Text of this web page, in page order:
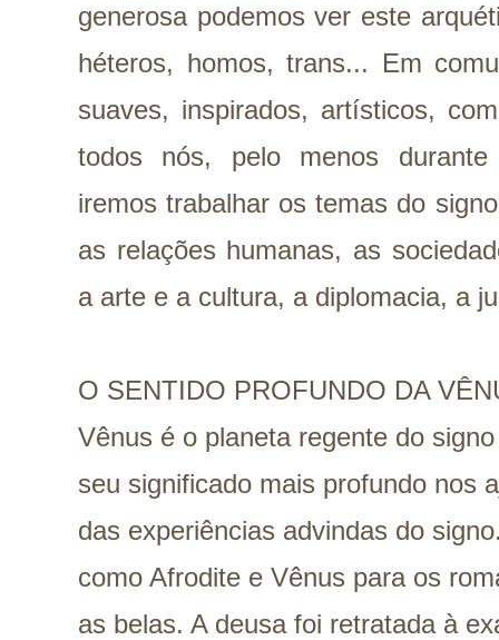
generosa podemos ver este
héteros, homos, trans... Em
suaves, inspirados, artísticos,
todos nós, pelo menos durante
iremos trabalhar os temas do
as relações humanas, as
a arte e a cultura, a diplomacia, a
O SENTIDO PROFUNDO DA
Vênus é o planeta regente do
seu significado mais profundo nos
das experiências advindas do
como Afrodite e Vênus para os
as belas. A deusa foi retratada à